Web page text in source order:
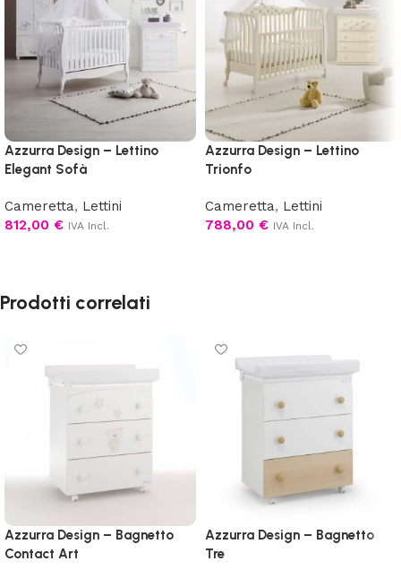
Azzurra Design – Lettino
Elegant Sofà
Cameretta, Lettini
812,00 € IVA Incl.
Azzurra Design – Lettino
Trionfo
Cameretta, Lettini
788,00 € IVA Incl.
Prodotti correlati
Azzurra Design – Bagnetto
Contact Art
Azzurra Design – Bagnetto
Tre